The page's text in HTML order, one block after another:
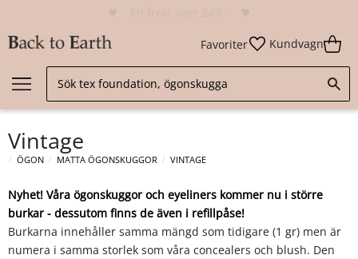
Favoriter Kundvagn
Vintage
ÖGON MATTA ÖGONSKUGGOR VINTAGE
Nyhet! Våra ögonskuggor och eyeliners kommer nu i större
burkar - dessutom finns de även i refillpåse!
Burkarna innehåller samma mängd som tidigare (1 gr) men är
numera i samma storlek som våra concealers och blush. Den